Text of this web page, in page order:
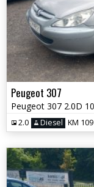
Peugeot 307
2.0 Diesel KM 109